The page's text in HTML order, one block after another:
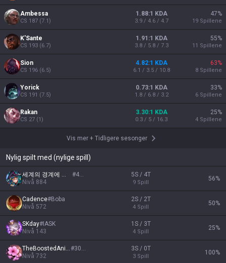
Ambessa
CS 187 (7.1)
1.88:1 KDA
3.9 / 4.6 / 4.7
47%
19 Spillene
K'Sante
CS 193 (6.7)
1.91:1 KDA
3.8 / 5.8 / 7.3
55%
11 Spillene
Sion
CS 196 (6.5)
4.82:1 KDA
6.1 / 3.5 / 10.8
63%
8 Spillene
Yorick
CS 191 (7.5)
0.73:1 KDA
1.8 / 6.8 / 3.2
33%
6 Spillene
Rakan
CS 27 (1)
3.30:1 KDA
0.3 / 5 / 16.3
25%
4 Spillene
Vis mer + Tidligere sesonger
Nylig spilt med (nylige spill)
세계의 경계에 선 마녀 #4934
Nivå 884
5S / 4T
9 Spill
56%
Cadence#Boba
Nivå 572
2S / 2T
4 Spill
50%
SKday# IASK
Nivå 143
1S / 3T
4 Spill
25%
TheBoostedAnimal#3040
Nivå 732
3S / 0T
3 Spill
100%